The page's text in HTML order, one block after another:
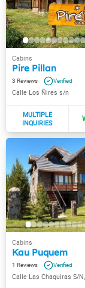
Pire Pillan
3
Calle Los Ñires s/n
Kau Puquem
1